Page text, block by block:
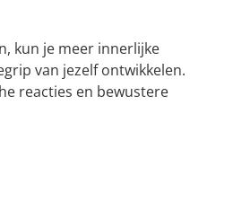
kun je meer innerlijke
van jezelf ontwikkelen.
reacties en bewustere